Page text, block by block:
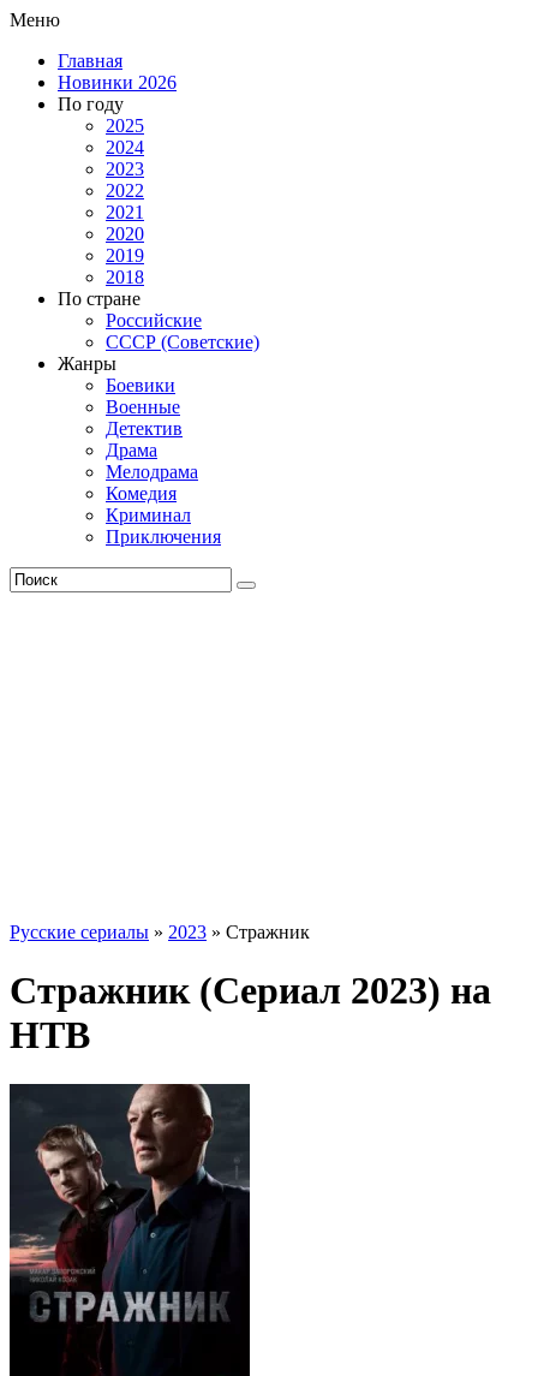
Меню
Главная
Новинки 2026
По году
2025
2024
2023
2022
2021
2020
2019
2018
По стране
Российские
СССР (Советские)
Жанры
Боевики
Военные
Детектив
Драма
Мелодрама
Комедия
Криминал
Приключения
Русские сериалы » 2023 » Стражник
Стражник (Сериал 2023) на
НТВ